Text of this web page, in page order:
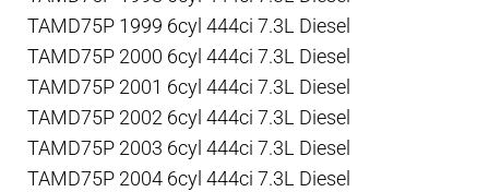
TAMD75P 1999 6cyl 444ci 7.3L Diesel
TAMD75P 2000 6cyl 444ci 7.3L Diesel
TAMD75P 2001 6cyl 444ci 7.3L Diesel
TAMD75P 2002 6cyl 444ci 7.3L Diesel
TAMD75P 2003 6cyl 444ci 7.3L Diesel
TAMD75P 2004 6cyl 444ci 7.3L Diesel